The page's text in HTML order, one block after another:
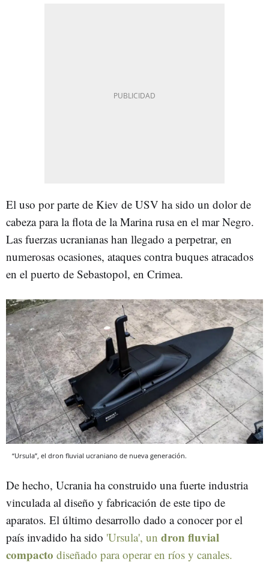
El uso por parte de Kiev de USV ha sido un dolor de
cabeza para la flota de la Marina rusa en el mar Negro.
Las fuerzas ucranianas han llegado a perpetrar, en
numerosas ocasiones, ataques contra buques atracados
en el puerto de Sebastopol, en Crimea.
“Ursula”, el dron fluvial ucraniano de nueva generación.
De hecho, Ucrania ha construido una fuerte industria
vinculada al diseño y fabricación de este tipo de
aparatos. El último desarrollo dado a conocer por el
país invadido ha sido 'Ursula', un dron fluvial
compacto diseñado para operar en ríos y canales.